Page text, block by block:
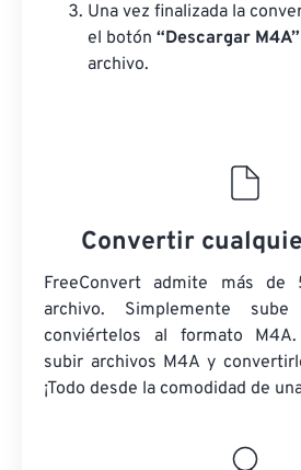
Una vez finalizada la
el botón “Descargar M4A”
archivo.
Convertir
FreeConvert admite más
archivo. Simplemente
conviértelos al formato M4A.
subir archivos M4A y
¡Todo desde la comodidad de